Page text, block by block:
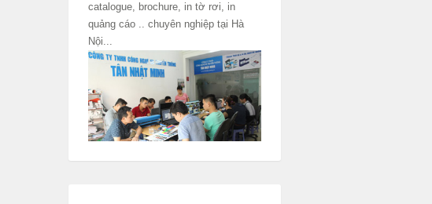
catalogue, brochure, in tờ rơi, in
quảng cáo .. chuyên nghiệp tại Hà
Nội...